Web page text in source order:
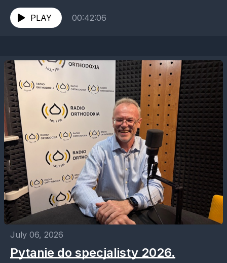
Polskiego Autokefalicznego Kościoła
Prawosławnego. W...
PLAY 00:42:06
July 06, 2026
Pytanie do specjalisty 2026.